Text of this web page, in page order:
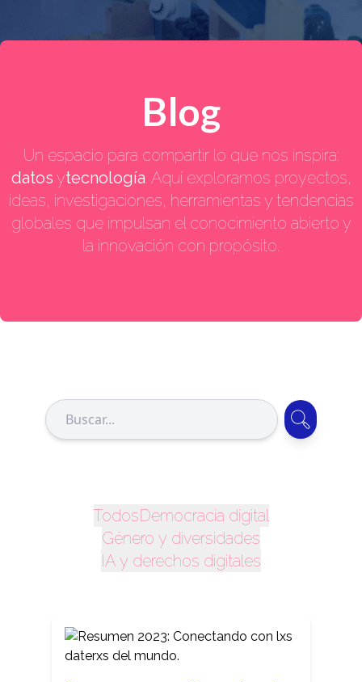
Blog
Un espacio para compartir lo que nos inspira:
datos ytecnología. Aquí exploramos proyectos,
ideas, investigaciones, herramientas y tendencias
globales que impulsan el conocimiento abierto y
la innovación con propósito.
TodosDemocracia digital
Género y diversidades
IA y derechos digitales